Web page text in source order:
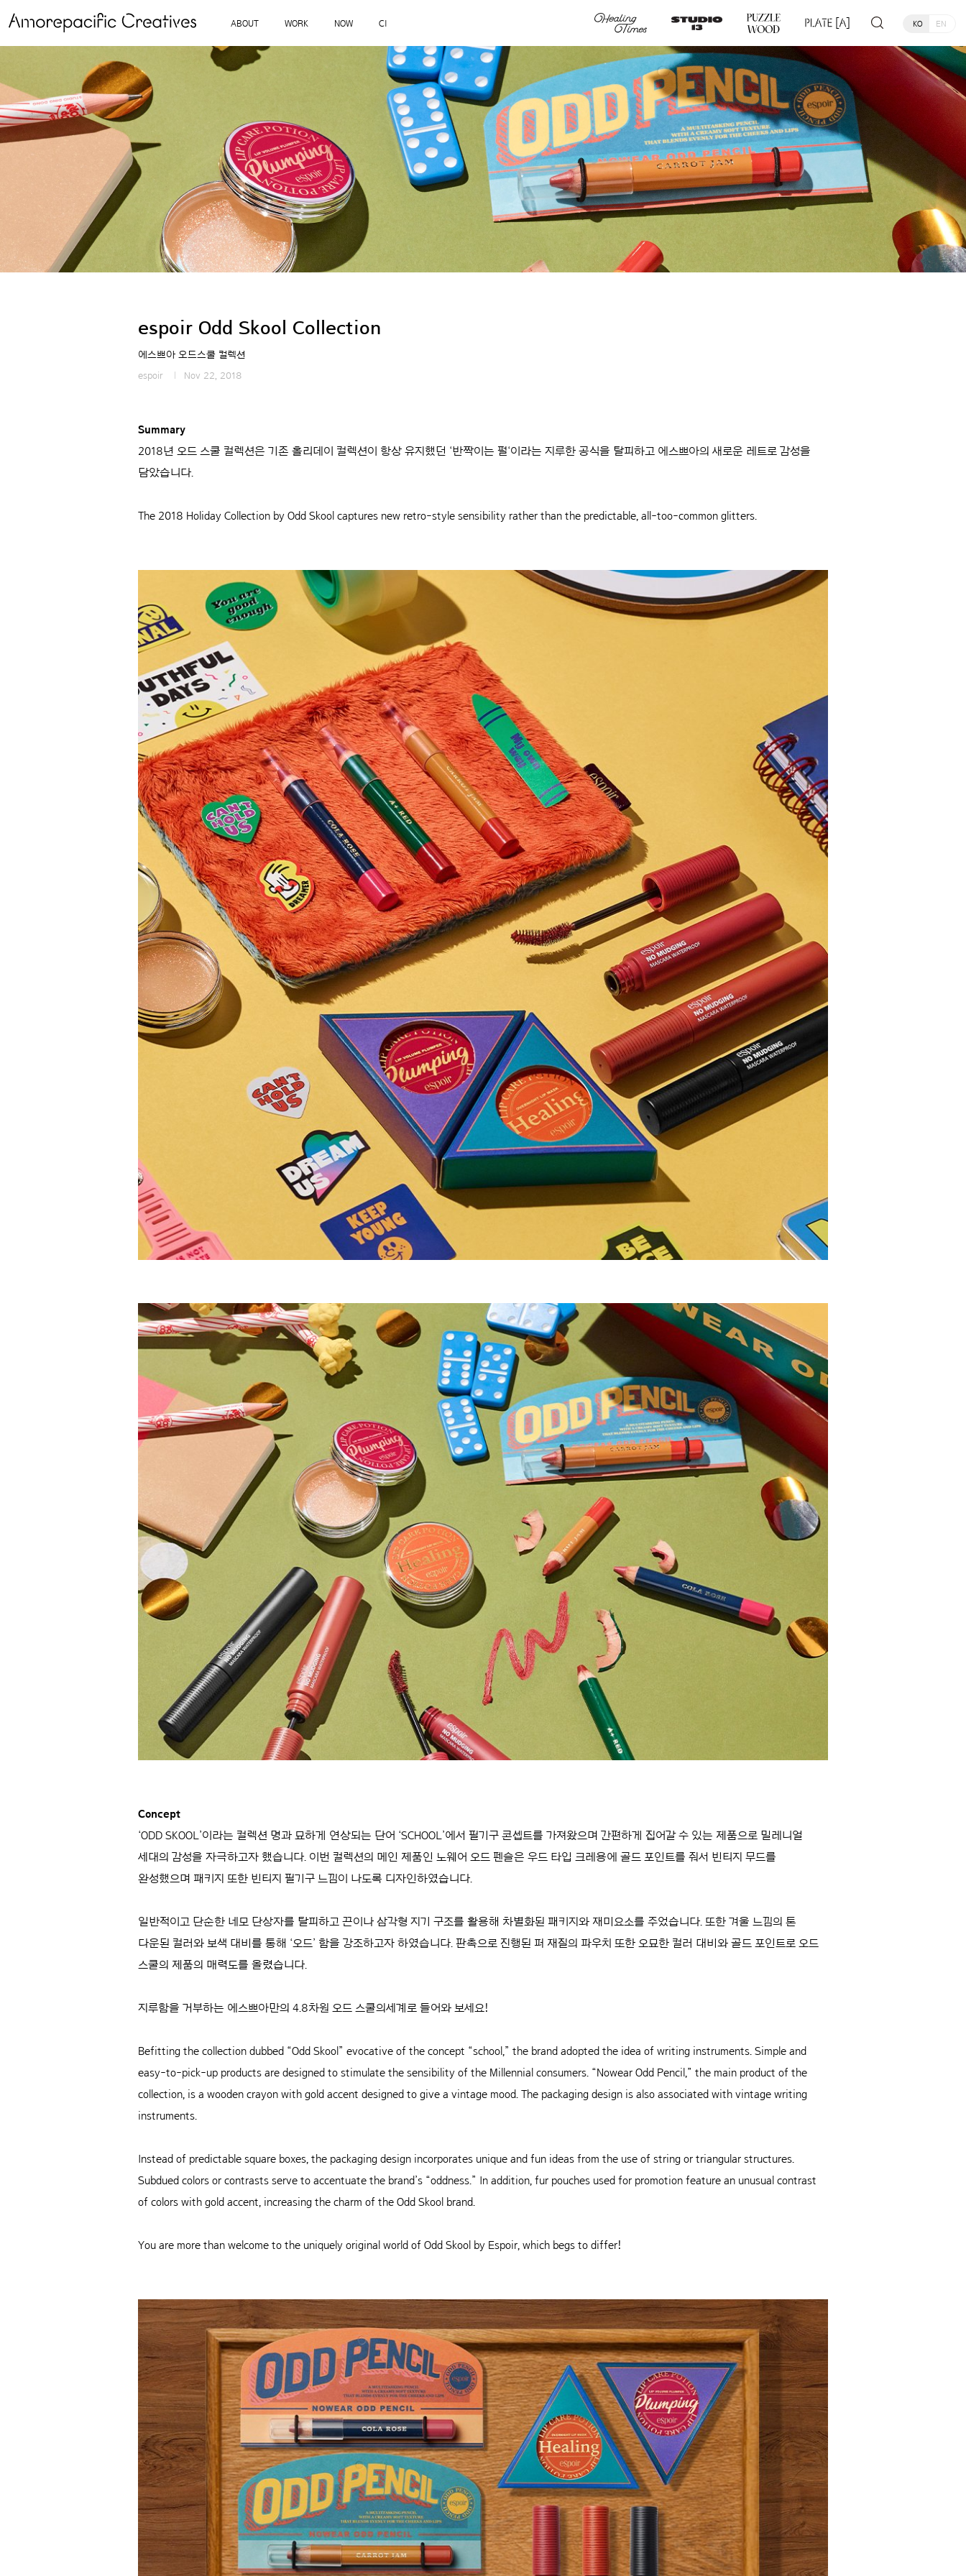
ABOUT WORK NOW CI KO EN
espoir Odd Skool Collection
에스쁘아 오드스쿨 컬렉션
espoir Nov 22, 2018
Summary
2018년 오드 스쿨 컬렉션은 기존 홀리데이 컬렉션이 항상 유지했던 ‘반짝이는 펄‘이라는 지루한 공식을 탈피하고 에스쁘아의 새로운 레트로 감성을
담았습니다.
The 2018 Holiday Collection by Odd Skool captures new retro-style sensibility rather than the predictable, all-too-common glitters.
Concept
‘ODD SKOOL’이라는 컬렉션 명과 묘하게 연상되는 단어 ‘SCHOOL’에서 필기구 콘셉트를 가져왔으며 간편하게 집어갈 수 있는 제품으로 밀레니얼
세대의 감성을 자극하고자 했습니다. 이번 컬렉션의 메인 제품인 노웨어 오드 펜슬은 우드 타입 크레용에 골드 포인트를 줘서 빈티지 무드를
완성했으며 패키지 또한 빈티지 필기구 느낌이 나도록 디자인하였습니다.
일반적이고 단순한 네모 단상자를 탈피하고 끈이나 삼각형 지기 구조를 활용해 차별화된 패키지와 재미요소를 주었습니다. 또한 겨울 느낌의 톤
다운된 컬러와 보색 대비를 통해 ‘오드’ 함을 강조하고자 하였습니다. 판촉으로 진행된 퍼 재질의 파우치 또한 오묘한 컬러 대비와 골드 포인트로 오드
스쿨의 제품의 매력도를 올렸습니다.
지루함을 거부하는 에스쁘아만의 4.8차원 오드 스쿨의세계로 들어와 보세요!
Befitting the collection dubbed “Odd Skool” evocative of the concept “school,” the brand adopted the idea of writing instruments. Simple and
easy-to-pick-up products are designed to stimulate the sensibility of the Millennial consumers. “Nowear Odd Pencil,” the main product of the
collection, is a wooden crayon with gold accent designed to give a vintage mood. The packaging design is also associated with vintage writing
instruments.
Instead of predictable square boxes, the packaging design incorporates unique and fun ideas from the use of string or triangular structures.
Subdued colors or contrasts serve to accentuate the brand’s “oddness.” In addition, fur pouches used for promotion feature an unusual contrast
of colors with gold accent, increasing the charm of the Odd Skool brand.
You are more than welcome to the uniquely original world of Odd Skool by Espoir, which begs to differ!